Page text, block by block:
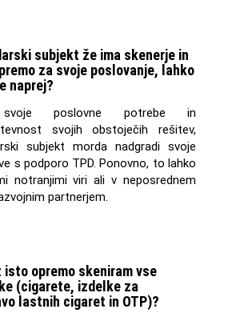
subjekt že ima skenerje in
za svoje poslovanje, lahko
naprej?
poslovne potrebe in
svojih obstoječih rešitev,
subjekt morda nadgradi svoje
s podporo TPD. Ponovno, to lahko
notranjimi viri ali v neposrednem
partnerjem.
isto opremo skeniram vse
(cigarete, izdelke za
lastnih cigaret in OTP)?